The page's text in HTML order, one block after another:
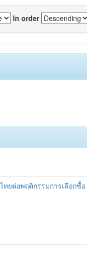
In order
ยต่อพฤติกรรมการเลือกซื้อ